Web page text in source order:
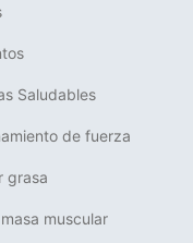
Saludables
de fuerza
grasa
muscular